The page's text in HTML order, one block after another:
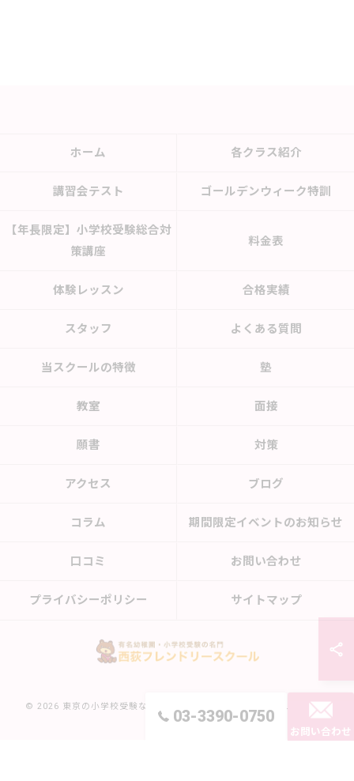
03-3390-0750
お問い合わせ
ホーム 各クラス紹介
講習会テスト ゴールデンウィーク特訓
【年長限定】小学校受験総合対
策講座
料金表
体験レッスン 合格実績
スタッフ よくある質問
当スクールの特徴 塾
教室 面接
願書 対策
アクセス ブログ
コラム 期間限定イベントのお知らせ
口コミ お問い合わせ
プライバシーポリシー サイトマップ
© 2026 東京の小学校受験なら西荻フレンドリースクール ALL RIGHTS
RESERVED.